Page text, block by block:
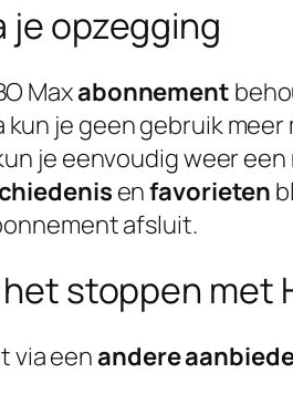
je opzegging
Maxabonnement
kun je geen gebruik
je eenvoudig weer
enfavorieten
afsluit.
stoppen met
via eenandere